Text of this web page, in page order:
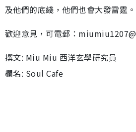
及他們的底綫，他們也會大發雷霆。
歡迎意見，可電郵：
撰文: Miu Miu 西洋玄學研究員
欄名: Soul Cafe